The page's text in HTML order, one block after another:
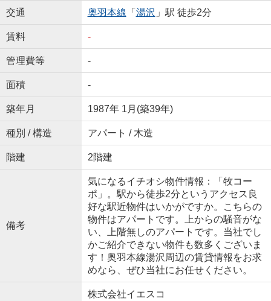
交通 奥羽本線 「 湯沢 」駅 徒歩2分
賃料 -
管理費等 -
面積 -
築年月 1987年 1月(築39年)
種別 / 構造 アパート / 木造
階建 2階建
備考
気になるイチオシ物件情報：「牧コー
ポ」。駅から徒歩2分というアクセス良
好な駅近物件はいかがですか。こちらの
物件はアパートです。上からの騒音がな
い、上階無しのアパートです。当社でし
かご紹介できない物件も数多くございま
す！奥羽本線湯沢周辺の賃貸情報をお求
めなら、ぜひ当社にお任せください。
株式会社イエスコ